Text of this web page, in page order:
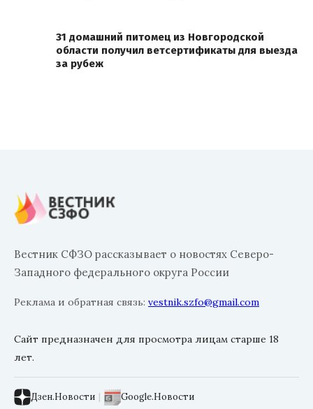
31 домашний питомец из Новгородской
области получил ветсертификаты для выезда
за рубеж
Вестник СФЗО рассказывает о новостях Северо-
Западного федерального округа России
Реклама и обратная связь: vestnik.szfo@gmail.com
Сайт предназначен для просмотра лицам старше 18
лет.
Дзен.Новости | Google.Новости